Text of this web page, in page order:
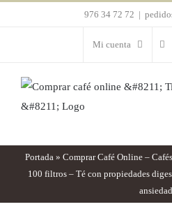
976 34 72 72 |
Mi cuenta
Portada » Comprar Café Online –
100 filtros – Té con propiedades
ansiedad